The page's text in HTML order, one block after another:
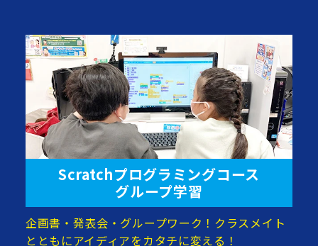
Scratchプログラミングコース
グループ学習
企画書・発表会・グループワーク！クラスメイト
とともにアイディアをカタチに変える！